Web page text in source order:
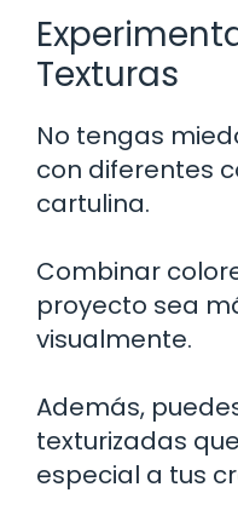
Texturas
No tengas
con diferentes
cartulina.
Combinar
proyecto sea
visualmente.
Además,
texturizadas
especial a tus